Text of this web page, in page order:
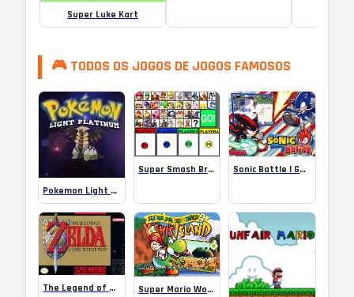
Super Luke Kart
🎮 TODOS OS JOGOS DE JOGOS FAMOSOS
Pokemon Light Platinum
Super Smash Bros Ball {BETA 1.3} Sonic Battle | Gbafun
The Legend of Zelda: A Link to the Past (SNES)
Super Mario World 2 – Yoshis Island